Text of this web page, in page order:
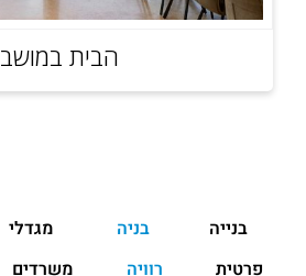
הבית במושב
בנייה
פרטית
בניה
רוויה
מגדלי
משרדים